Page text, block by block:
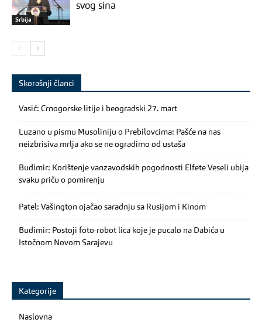
Srbija
svog sina
Skorašnji članci
Vasić: Crnogorske litije i beogradski 27. mart
Luzano u pismu Musoliniju o Prebilovcima: Pašće na nas
neizbrisiva mrlja ako se ne ogradimo od ustaša
Budimir: Korištenje vanzavodskih pogodnosti Elfete Veseli ubija
svaku priču o pomirenju
Patel: Vašington ojačao saradnju sa Rusijom i Kinom
Budimir: Postoji foto-robot lica koje je pucalo na Dabića u
Istočnom Novom Sarajevu
Kategorije
Naslovna